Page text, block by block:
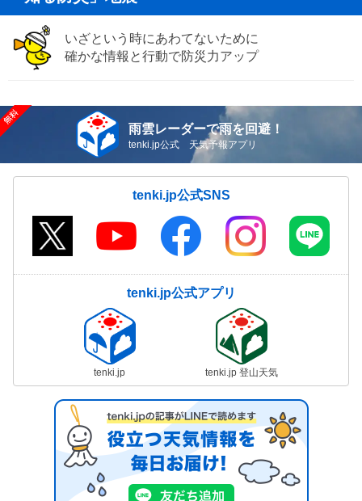
いざという時にあわてないために
確かな情報と行動で防災力アップ
雨雲レーダーで雨を回避！
tenki.jp公式 天気予報アプリ
tenki.jp公式SNS
tenki.jp公式アプリ
tenki.jp tenki.jp 登山天気